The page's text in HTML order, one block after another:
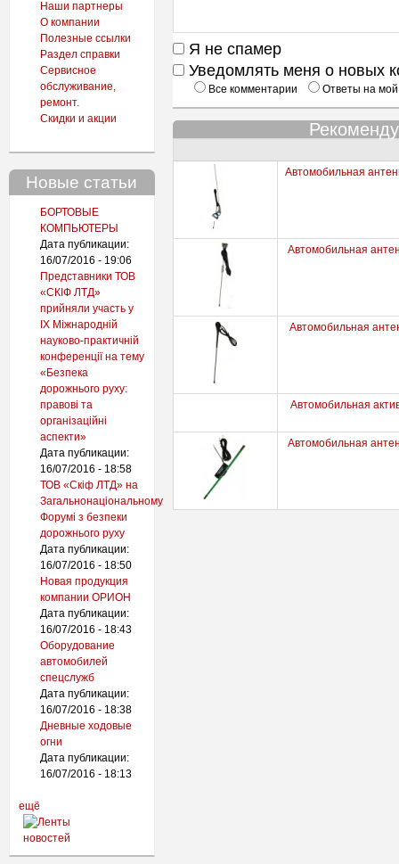
Наши партнеры
О компании
Полезные ссылки
Раздел справки
Сервисное
обслуживание,
ремонт.
Скидки и акции
Новые статьи
БОРТОВЫЕ
КОМПЬЮТЕРЫ
Дата публикации:
16/07/2016 - 19:06
Представники ТОВ
«СКІФ ЛТД»
прийняли участь у
IX Міжнародній
науково-практичній
конференції на тему
«Безпека
дорожнього руху:
правові та
організаційні
аспекти»
Дата публикации:
16/07/2016 - 18:58
ТОВ «Скіф ЛТД» на
Загальнонаціональному
Форумі з безпеки
дорожнього руху
Дата публикации:
16/07/2016 - 18:50
Новая продукция
компании ОРИОН
Дата публикации:
16/07/2016 - 18:43
Оборудование
автомобилей
спецслужб
Дата публикации:
16/07/2016 - 18:38
Дневные ходовые
огни
Дата публикации:
16/07/2016 - 18:13
ещё
Я не спамер
Уведомлять меня о новых
Все комментарии Ответы на мой
Автомобильная
Автомобильная
Автомобильная
Автомобильная
Автомобильная